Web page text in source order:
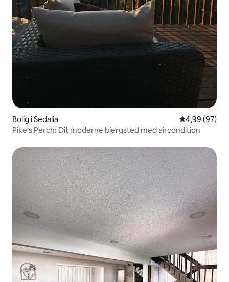
Bolig i Sedalia 4,99 ud af 5 i
4,99 (97)
Pike's Perch: Dit moderne bjergsted med aircondition